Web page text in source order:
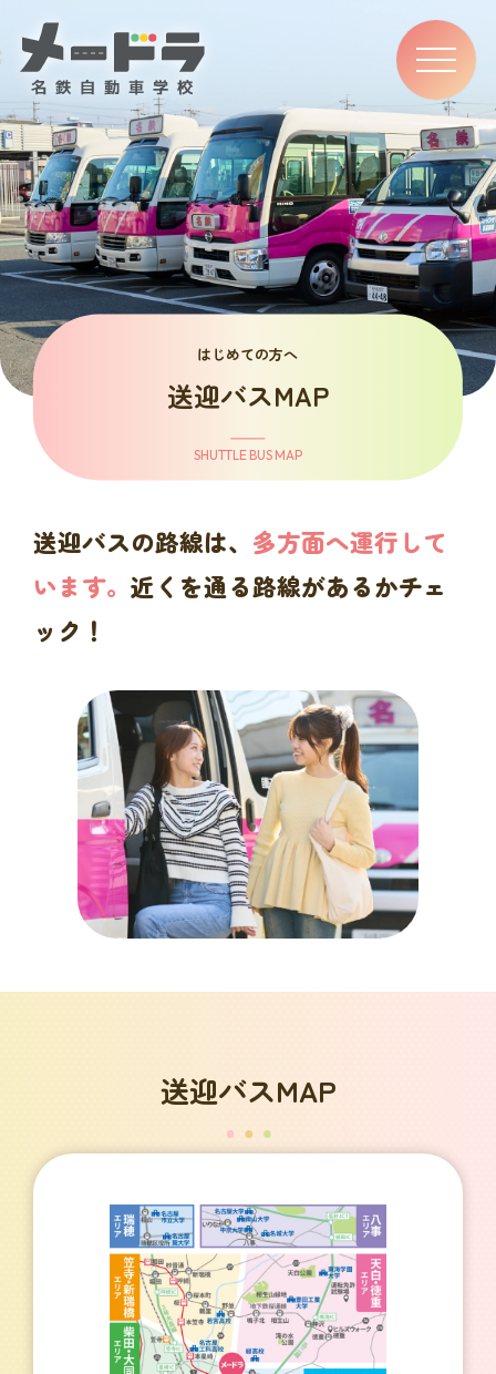
ナ
ゲ
ー
シ
ョ
ン
メ
ニ
ュ
ー
はじめての方へ
送迎バスMAP
SHUTTLE BUS MAP
送迎バスの路線は、 多方面へ運行して
います。 近くを通る路線があるかチェ
ック！
送迎バスMAP